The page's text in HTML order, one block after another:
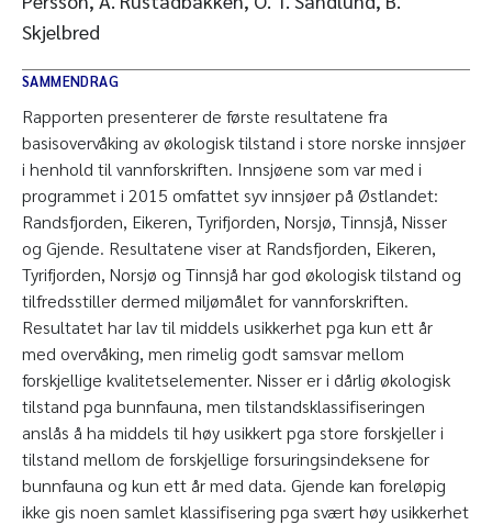
Skjelbred
SAMMENDRAG
Rapporten presenterer de første resultatene fra
basisovervåking av økologisk tilstand i store norske innsjøer
i henhold til vannforskriften. Innsjøene som var med i
programmet i 2015 omfattet syv innsjøer på Østlandet:
Randsfjorden, Eikeren, Tyrifjorden, Norsjø, Tinnsjå, Nisser
og Gjende. Resultatene viser at Randsfjorden, Eikeren,
Tyrifjorden, Norsjø og Tinnsjå har god økologisk tilstand og
tilfredsstiller dermed miljømålet for vannforskriften.
Resultatet har lav til middels usikkerhet pga kun ett år
med overvåking, men rimelig godt samsvar mellom
forskjellige kvalitetselementer. Nisser er i dårlig økologisk
tilstand pga bunnfauna, men tilstandsklassifiseringen
anslås å ha middels til høy usikkert pga store forskjeller i
tilstand mellom de forskjellige forsuringsindeksene for
bunnfauna og kun ett år med data. Gjende kan foreløpig
ikke gis noen samlet klassifisering pga svært høy usikkerhet